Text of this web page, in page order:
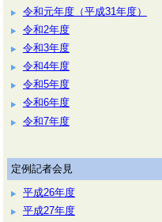
令和元年度（平成31年度）
令和2年度
令和3年度
令和4年度
令和5年度
令和6年度
令和7年度
定例記者会見
平成26年度
平成27年度